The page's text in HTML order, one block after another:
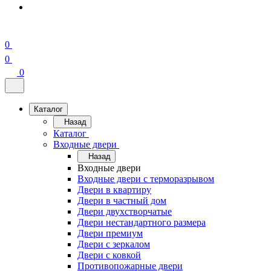
0
0
0
Каталог
Назад
Каталог
Входные двери
Назад
Входные двери
Входные двери с терморазрывом
Двери в квартиру
Двери в частный дом
Двери двухстворчатые
Двери нестандартного размера
Двери премиум
Двери с зеркалом
Двери с ковкой
Противопожарные двери